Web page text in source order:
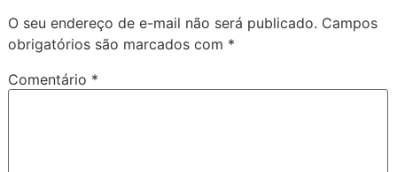
O seu endereço de e-mail não será publicado. Campos
obrigatórios são marcados com *
Comentário *